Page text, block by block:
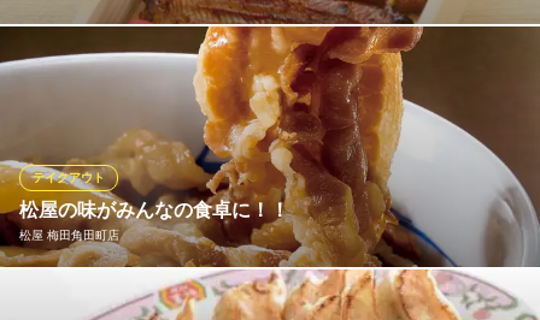
当店の鰻をお持ちかえり頂けます。 鰻丼折詰（松）4,104円・
（特）5,184円（税込） 鰻蒲焼（一人前) 4,050円（税込）
大阪竹葉亭 ルクアサウス店
うなぎ・日本料理
ＪＲ大阪駅 徒歩1分
大阪府大阪市北区梅田3-1-1 大阪ステーションシティ サウスゲートビルディング16F
松屋の味がみんなの食卓に！！
松屋 梅田角田町店
テイクアウト
健康で豊かな食生活を応援する松屋では、一部のメニューをのぞ